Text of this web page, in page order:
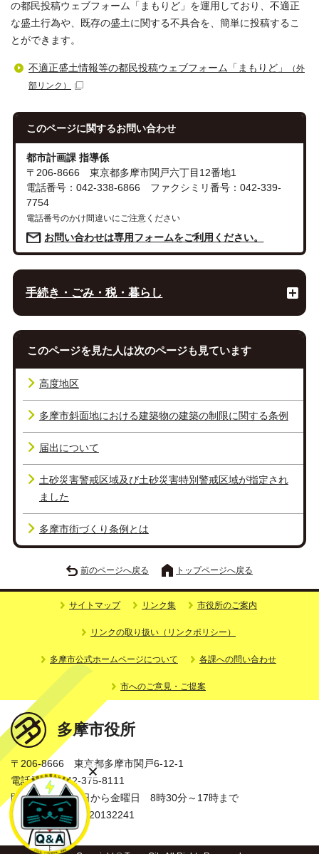
の都民投稿ウェブフォーム「まもりど」を運用しており、不適正
な盛土行為や、既存の盛土に関する不具合を、簡単に投稿するこ
とができます。
不適正盛土情報等の都民投稿ウェブフォーム「まもりど」
（外
部リンク）
このページに関するお問い合わせ
都市計画課 指導係
〒206-8666 東京都多摩市関戸六丁目12番地1
電話番号：042-338-6866 ファクシミリ番号：042-339-
7754
電話番号のかけ間違いにご注意ください
お問い合わせは専用フォームをご利用ください。
手続き・ごみ・税・暮らし
このページを見た人は次のページも見ています
高度地区
多摩市斜面地における建築物の建築の制限に関する条例
届出について
土砂災害警戒区域及び土砂災害特別警戒区域が指定され
ました
多摩市街づくり条例とは
前のページへ戻る トップページへ戻る
サイトマップ リンク集 市役所のご案内
リンクの取り扱い（リンクポリシー）
多摩市公式ホームページについて 各課への問い合わせ
市へのご意見・ご提案
多摩市役所
〒206-8666 東京都多摩市関戸6-12-1
電話番号：042-375-8111
開庁時間：月曜日から金曜日 8時30分～17時まで
法人番号：3000020132241